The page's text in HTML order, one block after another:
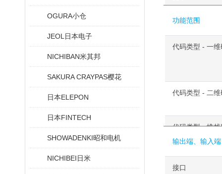
OGURA小仓
JEOL日本电子
NICHIBAN米其邦
SAKURA CRAYPAS樱花
日本ELEPON
日本FINTECH
SHOWADENKI昭和电机
NICHIBEI日米
功能范围
代码类型 - 一
代码类型 - 二维
代码类型 - 堆栈
输出端、输入
接口